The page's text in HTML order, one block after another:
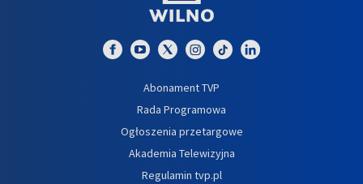
Abonament TVP
Rada Programowa
Ogłoszenia przetargowe
Akademia Telewizyjna
Regulamin tvp.pl